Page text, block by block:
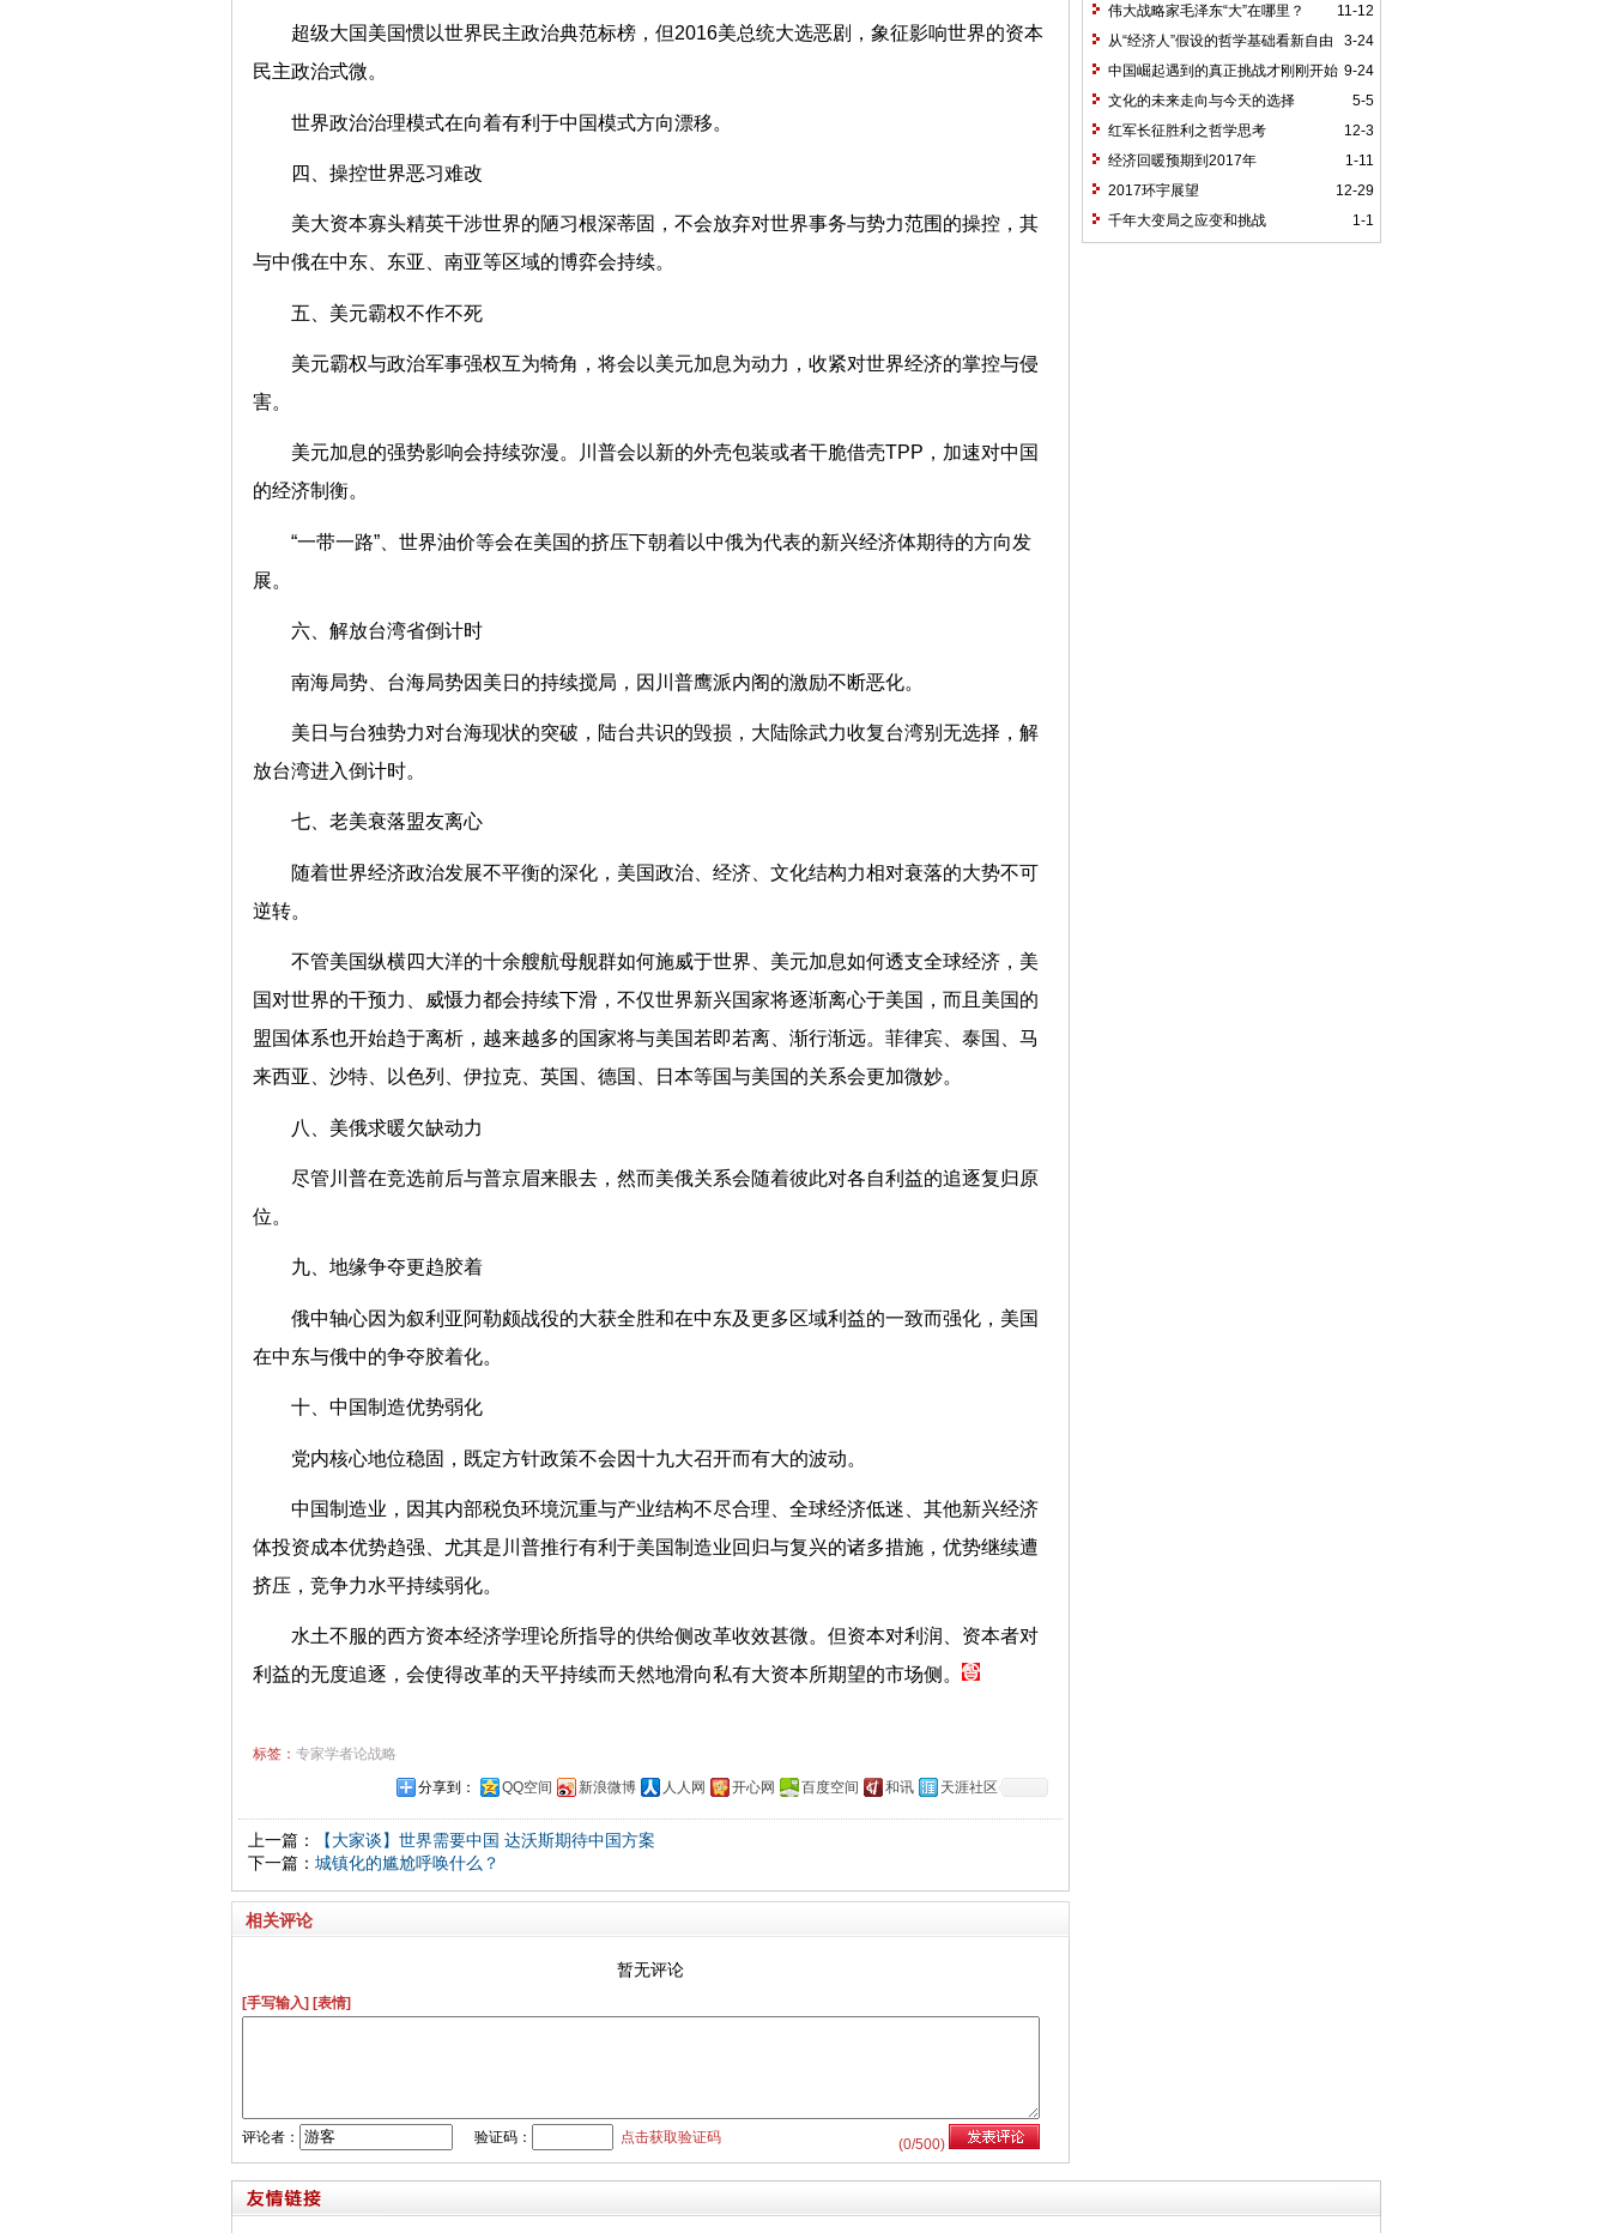
超级大国美国惯以世界民主政治典范标榜，但2016美总统大选恶剧，象征影响世界的资本
民主政治式微。
世界政治治理模式在向着有利于中国模式方向漂移。
四、操控世界恶习难改
美大资本寡头精英干涉世界的陋习根深蒂固，不会放弃对世界事务与势力范围的操控，其
与中俄在中东、东亚、南亚等区域的博弈会持续。
五、美元霸权不作不死
美元霸权与政治军事强权互为犄角，将会以美元加息为动力，收紧对世界经济的掌控与侵
害。
美元加息的强势影响会持续弥漫。川普会以新的外壳包装或者干脆借壳TPP，加速对中国
的经济制衡。
“一带一路”、世界油价等会在美国的挤压下朝着以中俄为代表的新兴经济体期待的方向发
展。
六、解放台湾省倒计时
南海局势、台海局势因美日的持续搅局，因川普鹰派内阁的激励不断恶化。
美日与台独势力对台海现状的突破，陆台共识的毁损，大陆除武力收复台湾别无选择，解
放台湾进入倒计时。
七、老美衰落盟友离心
随着世界经济政治发展不平衡的深化，美国政治、经济、文化结构力相对衰落的大势不可
逆转。
不管美国纵横四大洋的十余艘航母舰群如何施威于世界、美元加息如何透支全球经济，美
国对世界的干预力、威慑力都会持续下滑，不仅世界新兴国家将逐渐离心于美国，而且美国的
盟国体系也开始趋于离析，越来越多的国家将与美国若即若离、渐行渐远。菲律宾、泰国、马
来西亚、沙特、以色列、伊拉克、英国、德国、日本等国与美国的关系会更加微妙。
八、美俄求暖欠缺动力
尽管川普在竞选前后与普京眉来眼去，然而美俄关系会随着彼此对各自利益的追逐复归原
位。
九、地缘争夺更趋胶着
俄中轴心因为叙利亚阿勒颇战役的大获全胜和在中东及更多区域利益的一致而强化，美国
在中东与俄中的争夺胶着化。
十、中国制造优势弱化
党内核心地位稳固，既定方针政策不会因十九大召开而有大的波动。
中国制造业，因其内部税负环境沉重与产业结构不尽合理、全球经济低迷、其他新兴经济
体投资成本优势趋强、尤其是川普推行有利于美国制造业回归与复兴的诸多措施，优势继续遭
挤压，竞争力水平持续弱化。
水土不服的西方资本经济学理论所指导的供给侧改革收效甚微。但资本对利润、资本者对
利益的无度追逐，会使得改革的天平持续而天然地滑向私有大资本所期望的市场侧。
标签： 专家学者论战略
分享到：
QQ空间 新浪微博 人人网 开心网 百度空间 和讯 天涯社区
上一篇：
【大家谈】世界需要中国 达沃斯期待中国方案
下一篇： 城镇化的尴尬呼唤什么？
相关评论
暂无评论
[手写输入] [表情]
(0/500)
评论者： 验证码： 点击获取验证码
思考
11-12
伟大战略家毛泽东“大”在哪里？
3-24
从“经济人”假设的哲学基础看新自由
主义的本质
9-24
中国崛起遇到的真正挑战才刚刚开始
5-5
文化的未来走向与今天的选择
12-3
红军长征胜利之哲学思考
1-11
经济回暖预期到2017年
12-29
2017环宇展望
1-1
千年大变局之应变和挑战